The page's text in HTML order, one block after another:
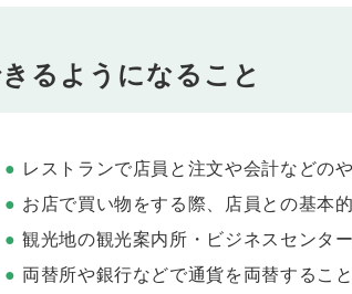
Lesson 19 観劇・観戦(1)
劇場で演劇やミュージカルなどを見たり、スタジアム
Lesson 21 単語・フレーズ(9)
海外旅行でよく使う言葉やフレーズを学習しましょう。
Lesson 22 テスト
るようになること
レストランで店員と注文や会計などの
お店で買い物をする際、店員との基本
観光地の観光案内所・ビジネスセンタ
両替所や銀行などで通貨を両替するこ